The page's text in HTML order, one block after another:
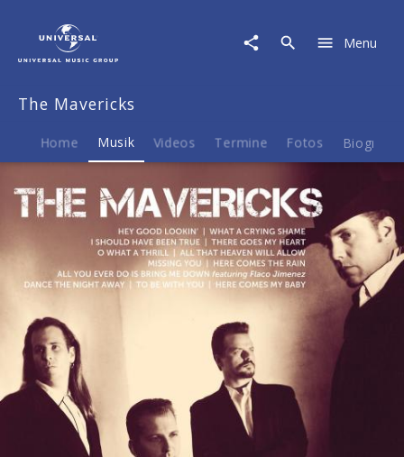
Mavericks
Musik
ICON
Menu
The Mavericks
Home Musik Videos Termine Fotos Biografie